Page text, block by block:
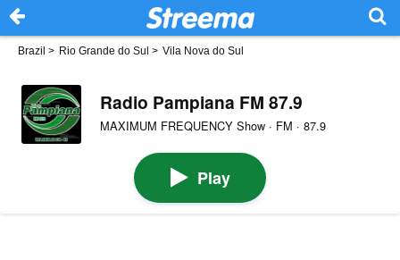
Brazil > Rio Grande do Sul > Vila Nova do Sul
Radio Pampiana FM 87.9
MAXIMUM FREQUENCY Show · FM · 87.9
Play